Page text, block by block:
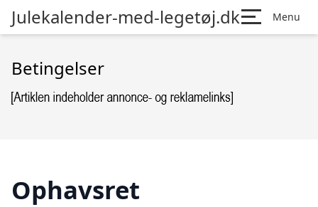
Julekalender-med-legetøj.dk Menu
Betingelser
Ophavsret